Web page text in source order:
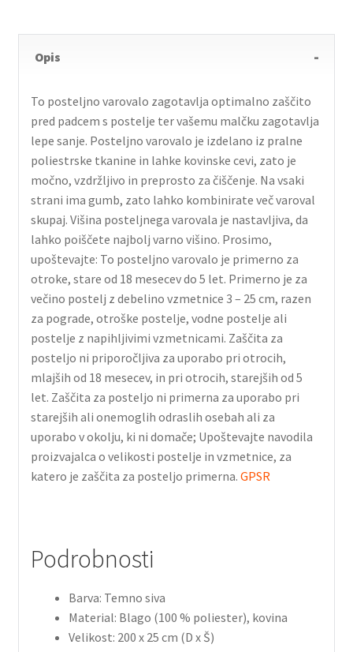
Opis
To posteljno varovalo zagotavlja optimalno zaščito
pred padcem s postelje ter vašemu malčku zagotavlja
lepe sanje. Posteljno varovalo je izdelano iz pralne
poliestrske tkanine in lahke kovinske cevi, zato je
močno, vzdržljivo in preprosto za čiščenje. Na vsaki
strani ima gumb, zato lahko kombinirate več varoval
skupaj. Višina posteljnega varovala je nastavljiva, da
lahko poiščete najbolj varno višino. Prosimo,
upoštevajte: To posteljno varovalo je primerno za
otroke, stare od 18 mesecev do 5 let. Primerno je za
večino postelj z debelino vzmetnice 3 – 25 cm, razen
za pograde, otroške postelje, vodne postelje ali
postelje z napihljivimi vzmetnicami. Zaščita za
posteljo ni priporočljiva za uporabo pri otrocih,
mlajših od 18 mesecev, in pri otrocih, starejših od 5
let. Zaščita za posteljo ni primerna za uporabo pri
starejših ali onemoglih odraslih osebah ali za
uporabo v okolju, ki ni domače; Upoštevajte navodila
proizvajalca o velikosti postelje in vzmetnice, za
katero je zaščita za posteljo primerna. GPSR
Podrobnosti
Barva: Temno siva
Material: Blago (100 % poliester), kovina
Velikost: 200 x 25 cm (D x Š)